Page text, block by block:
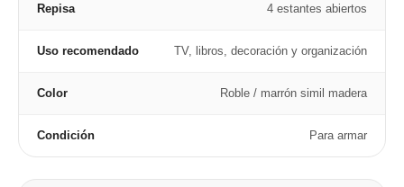
Repisa 4 estantes abiertos
Uso recomendado TV, libros, decoración y organización
Color Roble / marrón simil madera
Condición Para armar